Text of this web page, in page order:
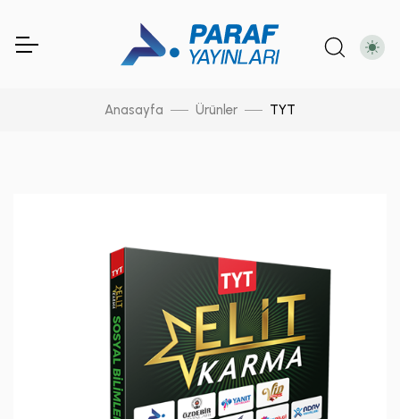
Anasayfa Ürünler TYT